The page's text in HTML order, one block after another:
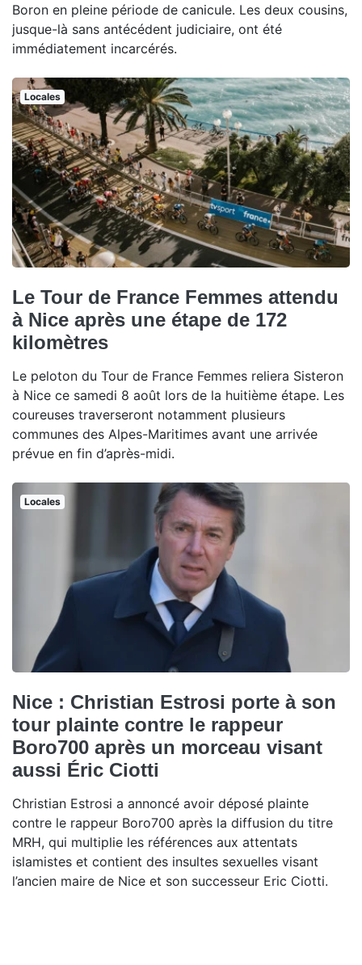
Boron en pleine période de canicule. Les deux cousins,
jusque-là sans antécédent judiciaire, ont été
immédiatement incarcérés.
Locales
Le Tour de France Femmes attendu
à Nice après une étape de 172
kilomètres
Le peloton du Tour de France Femmes reliera Sisteron
à Nice ce samedi 8 août lors de la huitième étape. Les
coureuses traverseront notamment plusieurs
communes des Alpes-Maritimes avant une arrivée
prévue en fin d’après-midi.
Locales
Nice : Christian Estrosi porte à son
tour plainte contre le rappeur
Boro700 après un morceau visant
aussi Éric Ciotti
Christian Estrosi a annoncé avoir déposé plainte
contre le rappeur Boro700 après la diffusion du titre
MRH, qui multiplie les références aux attentats
islamistes et contient des insultes sexuelles visant
l’ancien maire de Nice et son successeur Eric Ciotti.